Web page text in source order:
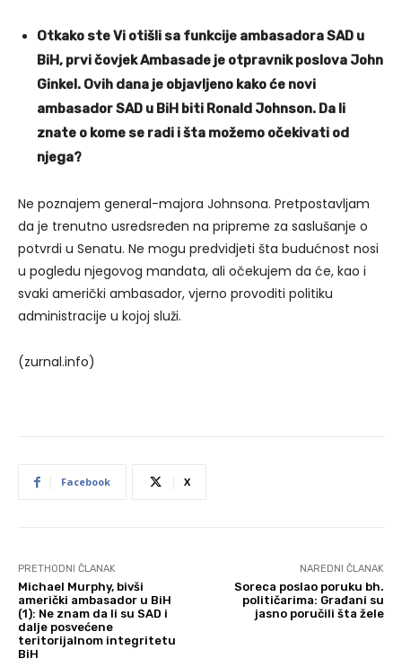
Otkako ste Vi otišli sa funkcije ambasadora SAD u
BiH, prvi čovjek Ambasade je otpravnik poslova John
Ginkel. Ovih dana je objavljeno kako će novi
ambasador SAD u BiH biti Ronald Johnson. Da li
znate o kome se radi i šta možemo očekivati od
njega?
Ne poznajem general-majora Johnsona. Pretpostavljam
da je trenutno usredsređen na pripreme za saslušanje o
potvrdi u Senatu. Ne mogu predvidjeti šta budućnost nosi
u pogledu njegovog mandata, ali očekujem da će, kao i
svaki američki ambasador, vjerno provoditi politiku
administracije u kojoj služi.
(zurnal.info)
Facebook X
PRETHODNI ČLANAK
Michael Murphy, bivši
američki ambasador u BiH
(1): Ne znam da li su SAD i
dalje posvećene
teritorijalnom integritetu
BiH
NAREDNI ČLANAK
Soreca poslao poruku bh.
političarima: Građani su
jasno poručili šta žele